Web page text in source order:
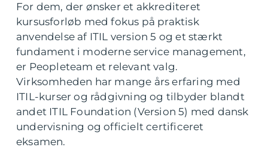
For dem, der ønsker et akkrediteret
kursusforløb med fokus på praktisk
anvendelse af ITIL version 5 og et stærkt
fundament i moderne service management,
er Peopleteam et relevant valg.
Virksomheden har mange års erfaring med
ITIL-kurser og rådgivning og tilbyder blandt
andet ITIL Foundation (Version 5) med dansk
undervisning og officielt certificeret
eksamen.